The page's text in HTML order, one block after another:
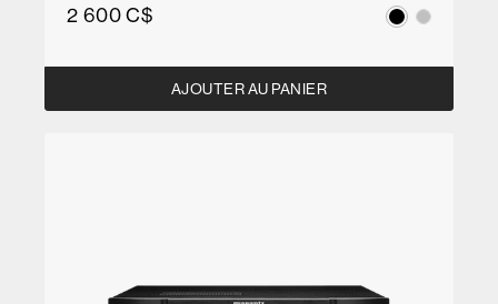
2 600 C$
AJOUTER AU PANIER